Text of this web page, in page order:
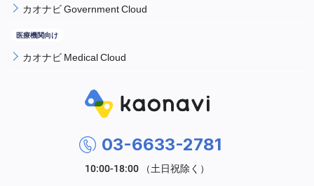
カオナビ Government Cloud
カオナビ Medical Cloud
03-6633-2781